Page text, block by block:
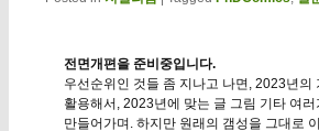
전면개편을 준비중입니다.
우선순위인 것들 좀 지나고 나면, 2023년의
활용해서, 2023년에 맞는 글 그림 기타 여러
만들어가며. 하지만 원래의 갬성을 그대로